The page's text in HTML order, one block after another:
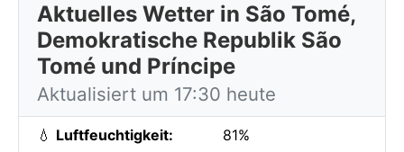
Aktuelles Wetter in São Tomé,
Demokratische Republik São
Tomé und Príncipe
Aktualisiert um 17:30 heute
💧 Luftfeuchtigkeit: 81%